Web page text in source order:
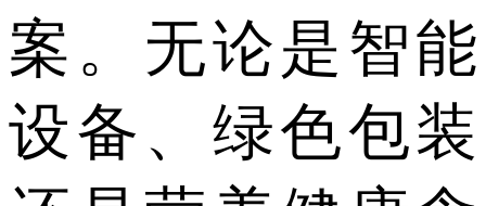
案。无论是智能
设备、绿色包装